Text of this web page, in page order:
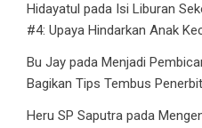
Hidayatul pada Isi Liburan
#4: Upaya Hindarkan Anak
Bu Jay pada Menjadi
Bagikan Tips Tembus Penerbit
Heru SP Saputra pada